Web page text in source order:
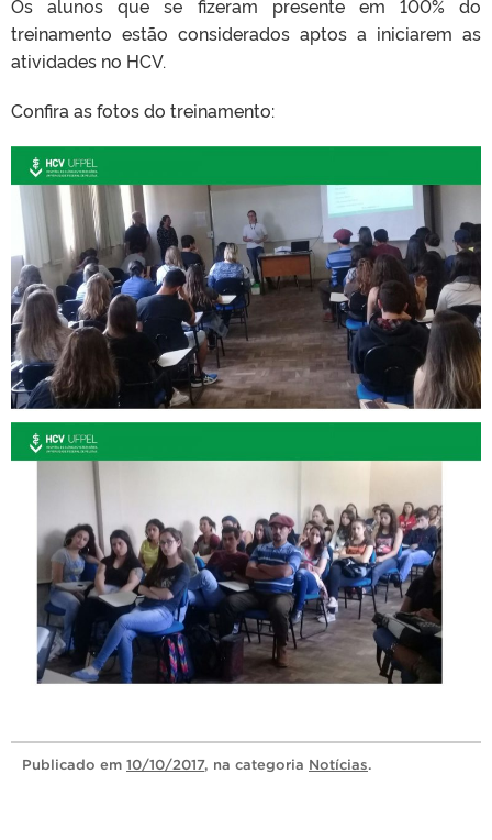
Os alunos que se fizeram presente em 100% do
treinamento estão considerados aptos a iniciarem as
atividades no HCV.
Confira as fotos do treinamento:
Publicado em 10/10/2017, na categoria Notícias.